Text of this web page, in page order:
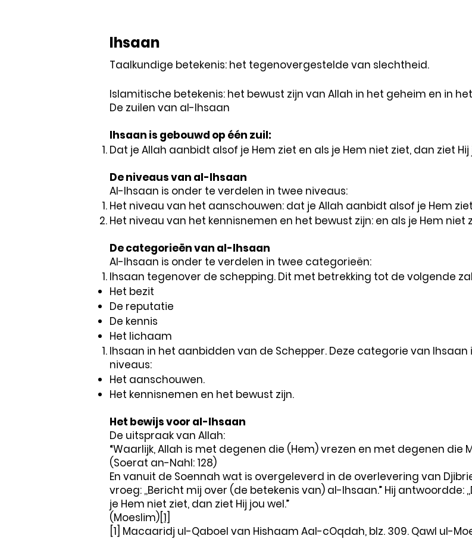
Ihsaan
Taalkundige betekenis: het tegenovergestelde van slechtheid.
Islamitische betekenis: het bewust zijn van Allah in het geheim en in
De zuilen van al-Ihsaan
Ihsaan is gebouwd op één zuil:
Dat je Allah aanbidt alsof je Hem ziet en als je Hem niet ziet, dan ziet Hij
De niveaus van al-Ihsaan
Al-Ihsaan is onder te verdelen in twee niveaus:
Het niveau van het aanschouwen: dat je Allah aanbidt alsof je Hem
Het niveau van het kennisnemen en het bewust zijn: en als je Hem niet
De categorieën van al-Ihsaan
Al-Ihsaan is onder te verdelen in twee categorieën:
Ihsaan tegenover de schepping. Dit met betrekking tot de volgende
Het bezit
De reputatie
De kennis
Het lichaam
Ihsaan in het aanbidden van de Schepper. Deze categorie van
niveaus:
Het aanschouwen.
Het kennisnemen en het bewust zijn.
Het bewijs voor al-Ihsaan
De uitspraak van Allah:
“Waarlijk, Allah is met degenen die (Hem) vrezen en met degenen die
(Soerat an-Nahl: 128)
En vanuit de Soennah wat is overgeleverd in de overlevering van
vroeg: ,,Bericht mij over (de betekenis van) al-Ihsaan.” Hij antwoordde:
je Hem niet ziet, dan ziet Hij jou wel.”
(Moeslim) [1]
[1] Macaaridj ul-Qaboel van Hishaam Aal-cOqdah, blz. 309. Qawl ul-